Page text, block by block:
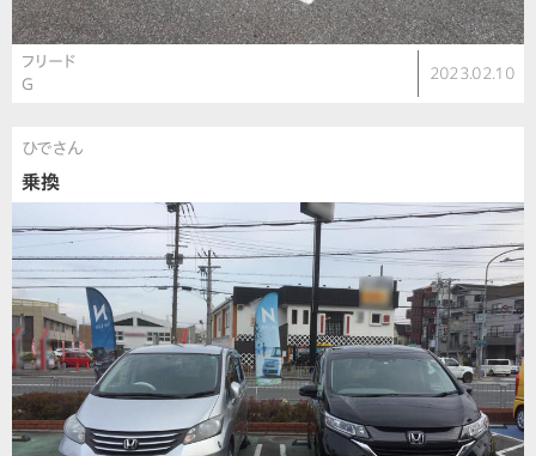
フリード
G
2023.02.10
ひでさん
乗換